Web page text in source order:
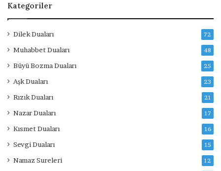
Kategoriler
Dilek Duaları 72
Muhabbet Duaları 48
Büyü Bozma Duaları 25
Aşk Duaları 23
Rızık Duaları 21
Nazar Duaları 17
Kısmet Duaları 16
Sevgi Duaları 15
Namaz Sureleri 12